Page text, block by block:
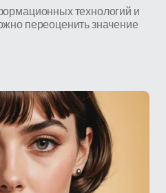
технологий и
переоценить значение